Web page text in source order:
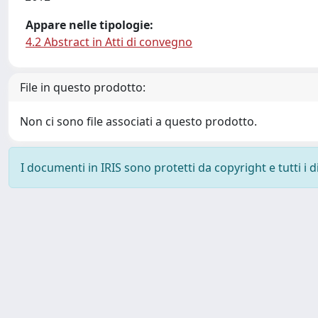
Appare nelle tipologie:
4.2 Abstract in Atti di convegno
File in questo prodotto:
Non ci sono file associati a questo prodotto.
I documenti in IRIS sono protetti da copyright e tutti i